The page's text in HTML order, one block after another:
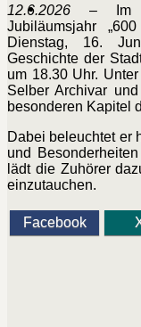
12.6.2026 – Im
Jubiläumsjahr
Dienstag, 16.
Geschichte der
um 18.30 Uhr.
Selber Archivar
besonderen Kapitel
Dabei beleuchtet er
und
lädt die Zuhörer
einzutauchen.
Facebook